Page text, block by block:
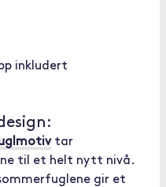
inkludert
tar
til et helt nytt nivå.
gir et